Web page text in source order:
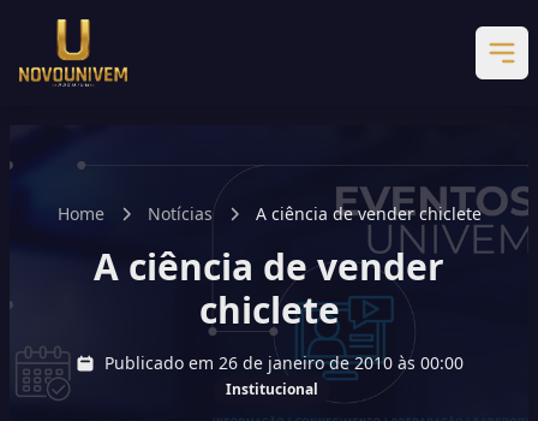
Home Notícias A ciência de vender chiclete
A ciência de vender
chiclete
Publicado em 26 de janeiro de 2010 às 00:00
Institucional